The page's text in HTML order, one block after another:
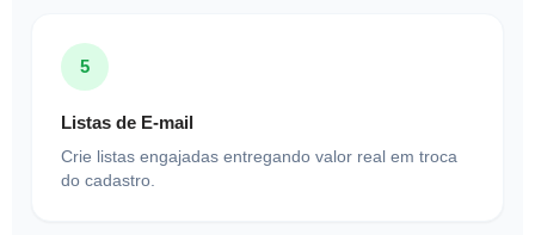
5
Listas de E-mail
Crie listas engajadas entregando valor real em troca
do cadastro.